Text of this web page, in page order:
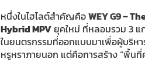
หนึ่งในไฮไลต์สำคัญคือWEY G9–
Hybrid MPVยุคใหม่ ที่หลอมรวม 3
ในยนตรกรรมที่ออกแบบมาเพื่อผู้บริหา
หรูหราภายนอก แต่คือการสร้าง “พื้น